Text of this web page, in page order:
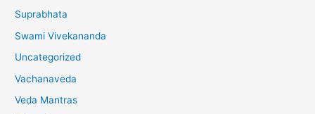
Suprabhata
Swami Vivekananda
Uncategorized
Vachanaveda
Veda Mantras